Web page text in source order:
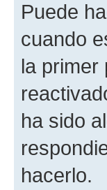
Puede
cuando
la primer
ha sido
hacerlo.